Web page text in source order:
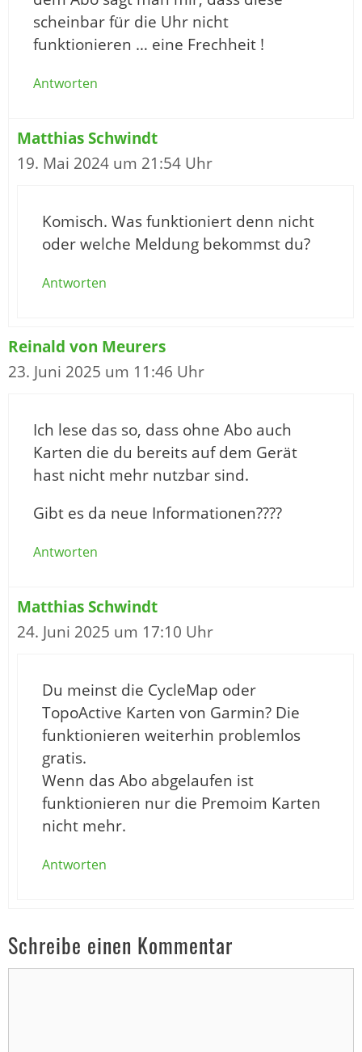
scheinbar für die Uhr nicht
funktionieren … eine Frechheit !
Antworten
Matthias Schwindt
19. Mai 2024 um 21:54 Uhr
Komisch. Was funktioniert denn nicht
oder welche Meldung bekommst du?
Antworten
Reinald von Meurers
23. Juni 2025 um 11:46 Uhr
Ich lese das so, dass ohne Abo auch
Karten die du bereits auf dem Gerät
hast nicht mehr nutzbar sind.
Gibt es da neue Informationen????
Antworten
Matthias Schwindt
24. Juni 2025 um 17:10 Uhr
Du meinst die CycleMap oder
TopoActive Karten von Garmin? Die
funktionieren weiterhin problemlos
gratis.
Wenn das Abo abgelaufen ist
funktionieren nur die Premoim Karten
nicht mehr.
Antworten
Schreibe einen Kommentar